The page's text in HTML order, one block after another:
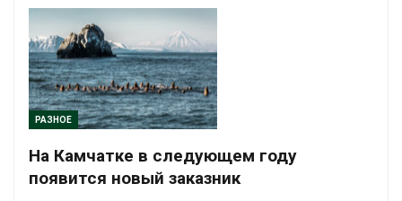
РАЗНОЕ
На Камчатке в следующем году
появится новый заказник